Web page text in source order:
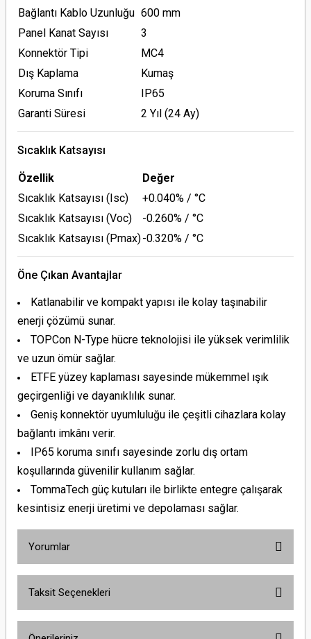
Bağlantı Kablo Uzunluğu 600 mm
Panel Kanat Sayısı
3
Konnektör Tipi
MC4
Dış Kaplama
Kumaş
Koruma Sınıfı
IP65
Garanti Süresi
2 Yıl (24 Ay)
Sıcaklık Katsayısı
Özellik
Değer
Sıcaklık Katsayısı (Isc)
+0.040% / °C
Sıcaklık Katsayısı (Voc)
-0.260% / °C
Sıcaklık Katsayısı (Pmax)-0.320% / °C
Öne Çıkan Avantajlar
Katlanabilir ve kompakt yapısı ile kolay taşınabilir
enerji çözümü sunar.
TOPCon N-Type hücre teknolojisi ile yüksek verimlilik
ve uzun ömür sağlar.
ETFE yüzey kaplaması sayesinde mükemmel ışık
geçirgenliği ve dayanıklılık sunar.
Geniş konnektör uyumluluğu ile çeşitli cihazlara kolay
bağlantı imkânı verir.
IP65 koruma sınıfı sayesinde zorlu dış ortam
koşullarında güvenilir kullanım sağlar.
TommaTech güç kutuları ile birlikte entegre çalışarak
kesintisiz enerji üretimi ve depolaması sağlar.
Yorumlar
Taksit Seçenekleri